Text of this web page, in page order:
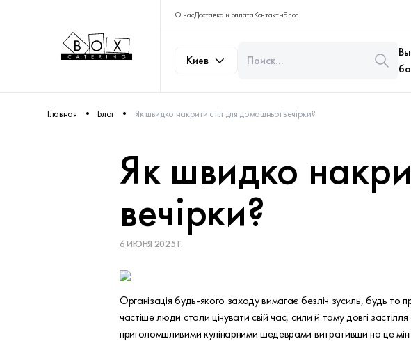
О насДоставка и оплатаКонтактыБлог
Киев
Главная Блог Як швидко накрити стіл для домашньої вечірки?
Як швидко
вечірки?
6 ИЮНЯ 2025 Г.
Організація будь-якого заходу вимагає безліч зусиль, будь то
частіше люди стали цінувати свій час, сили й тому довгі
приголомшливими кулінарними шедеврами витративши на це